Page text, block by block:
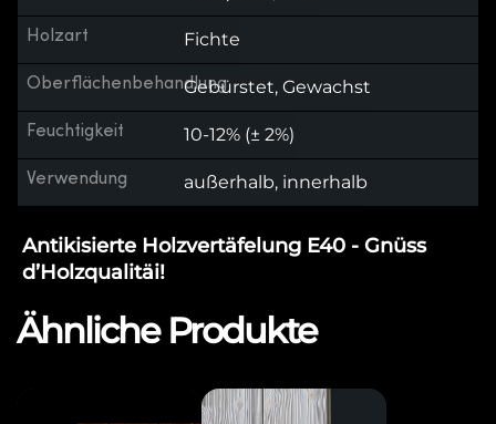
Holzart Fichte
OberflächenbehandlungGebürstet, Gewachst
Feuchtigkeit 10-12% (± 2%)
Verwendung außerhalb, innerhalb
Antikisierte Holzvertäfelung E40 - Gnüss
d’Holzqualitäi!
Ähnliche Produkte